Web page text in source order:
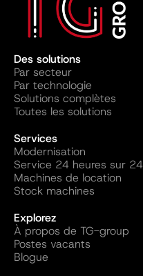
Des solutions
Par secteur
Par technologie
Solutions complètes
Toutes les solutions
Services
Modernisation
Service 24 heures sur 24
Machines de location
Stock machines
Explorez
À propos de TG-group
Postes vacants
Blogue